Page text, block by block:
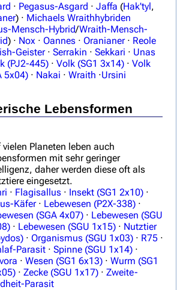
3638 2133 346.354
A bis Z
Artikel
· Pegasus-Asgard · Jaffa (Hak'tyl,
) · Michaels Wraithhybriden
Mensch-Hybrid/Wraith-Mensch-
) · Nox · Oannes · Oranianer· Reole
Geister· Serrakin · Sekkari · Unas
(PJ2-445) · Volk (SG1 3x14) · Volk
5x04) · Nakai · Wraith ·Ursini
Lebensformen
vielen Planeten leben auch
mit sehr geringer
daher werden diese oft als
eingesetzt.
· Flagisallus · Insekt (SG1 2x10) ·
Käfer· Lebewesen (P2X-338) ·
(SGA 4x07) · Lebewesen (SGU
· Lebewesen (SGU 1x15) · Nutztier
· Organismus (SGU 1x03) · R75 ·
Parasit · Spinne (SGU 1x14) ·
· Wesen (SG1 6x13) · Wurm (SG1
· Zecke (SGU 1x17) · Zweite-
Parasit